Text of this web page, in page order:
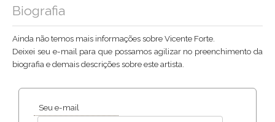
Biografia
Ainda não temos mais informações sobre Vicente Forte.
Deixei seu e-mail para que possamos agilizar no preenchimento da
biografia e demais descrições sobre este artista.
Seu e-mail